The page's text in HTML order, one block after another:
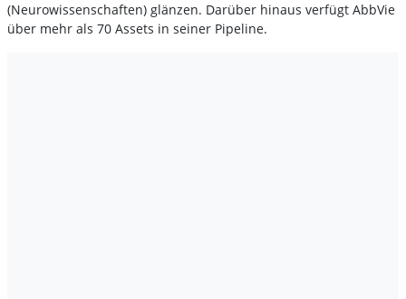
(Neurowissenschaften) glänzen. Darüber hinaus verfügt AbbVie
über mehr als 70 Assets in seiner Pipeline.